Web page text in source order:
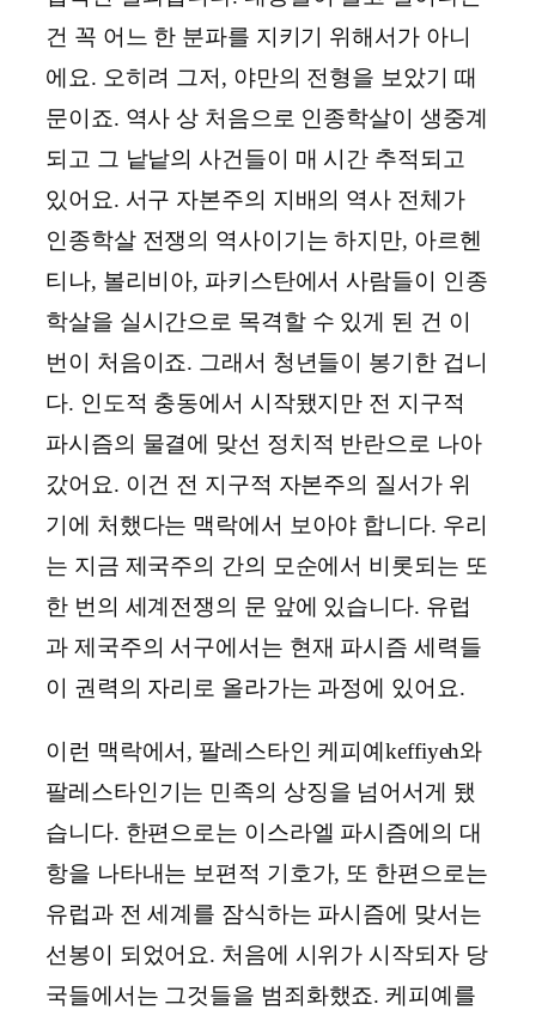
건 꼭 어느 한 분파를 지키기 위해서가 아니
에요. 오히려 그저, 야만의 전형을 보았기 때
문이죠. 역사 상 처음으로 인종학살이 생중계
되고 그 낱낱의 사건들이 매 시간 추적되고
있어요. 서구 자본주의 지배의 역사 전체가
인종학살 전쟁의 역사이기는 하지만, 아르헨
티나, 볼리비아, 파키스탄에서 사람들이 인종
학살을 실시간으로 목격할 수 있게 된 건 이
번이 처음이죠. 그래서 청년들이 봉기한 겁니
다. 인도적 충동에서 시작됐지만 전 지구적
파시즘의 물결에 맞선 정치적 반란으로 나아
갔어요. 이건 전 지구적 자본주의 질서가 위
기에 처했다는 맥락에서 보아야 합니다. 우리
는 지금 제국주의 간의 모순에서 비롯되는 또
한 번의 세계전쟁의 문 앞에 있습니다. 유럽
과 제국주의 서구에서는 현재 파시즘 세력들
이 권력의 자리로 올라가는 과정에 있어요.
이런 맥락에서, 팔레스타인 케피예keffiyeh와
팔레스타인기는 민족의 상징을 넘어서게 됐
습니다. 한편으로는 이스라엘 파시즘에의 대
항을 나타내는 보편적 기호가, 또 한편으로는
유럽과 전 세계를 잠식하는 파시즘에 맞서는
선봉이 되었어요. 처음에 시위가 시작되자 당
국들에서는 그것들을 범죄화했죠. 케피예를